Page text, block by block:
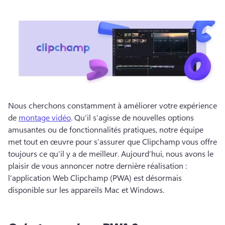
Nous cherchons constamment à améliorer votre expérience
de montage vidéo. Qu’il s’agisse de nouvelles options
amusantes ou de fonctionnalités pratiques, notre équipe
met tout en œuvre pour s’assurer que Clipchamp vous offre
toujours ce qu’il y a de meilleur. Aujourd’hui, nous avons le
plaisir de vous annoncer notre dernière réalisation :
l’application Web Clipchamp (PWA) est désormais
disponible sur les appareils Mac et Windows.